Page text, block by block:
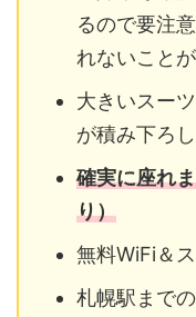
るので要注
れないことが
大きいスー
が積み下ろ
確実に座れ
り）
無料WiFi＆
札幌駅まで